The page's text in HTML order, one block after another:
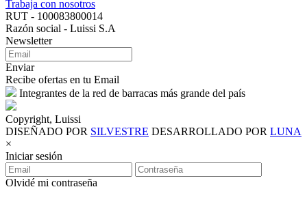
Trabaja con nosotros
RUT - 100083800014
Razón social - Luissi S.A
Newsletter
Enviar
Recibe ofertas en tu Email
Integrantes de la red de barracas más grande del país
Copyright, Luissi
DISEÑADO POR SILVESTRE DESARROLLADO POR LUNA
×
Iniciar sesión
Olvidé mi contraseña